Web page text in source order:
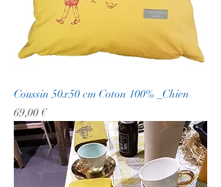
Coussin 50x50 cm Coton 100% _Chien
Prix
69,00 €